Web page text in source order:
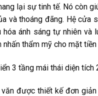
lại sự tinh tế. Nó còn
và thoáng đãng. Hệ cửa
ánh sáng tự nhiên và
thẩm mỹ cho mặt tiền
được thiết kế đơn